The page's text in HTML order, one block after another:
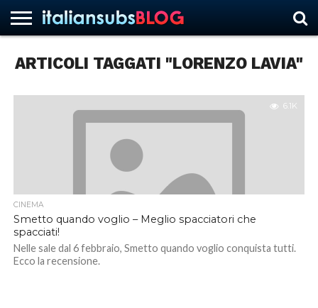
NEWS
ASCOLTI
RECENSIONI
INTERVISTE
CURIOSITÀ
CHI
CONTATTACI
FORUM
ITALIANSUBS
ARTICOLI TAGGATI "LORENZO LAVIA"
6.1K
CINEMA
Smetto quando voglio – Meglio spacciatori che
spacciati!
Nelle sale dal 6 febbraio, Smetto quando voglio conquista tutti.
Ecco la recensione.